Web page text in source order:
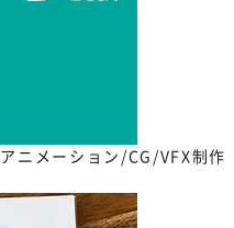
アニメーション/CG/VFX制作